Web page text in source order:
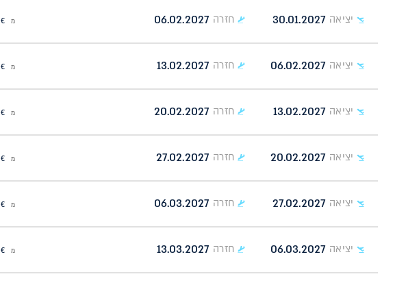
יציאה 30.01.2027 חזרה 06.02.2027 מ €
יציאה 06.02.2027 חזרה 13.02.2027 מ €
יציאה 13.02.2027 חזרה 20.02.2027 מ €
יציאה 20.02.2027 חזרה 27.02.2027 מ €
יציאה 27.02.2027 חזרה 06.03.2027 מ €
יציאה 06.03.2027 חזרה 13.03.2027 מ €